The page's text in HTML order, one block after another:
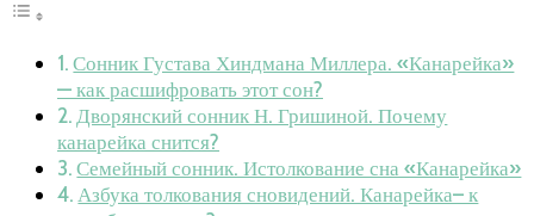
Сонник Густава Хиндмана Миллера. «Канарейка»
— как расшифровать этот сон?
Дворянский сонник Н. Гришиной. Почему
канарейка снится?
Семейный сонник. Истолкование сна «Канарейка»
Азбука толкования сновидений. Канарейка– к